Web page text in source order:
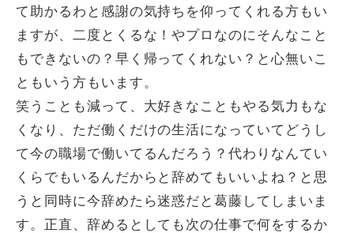
て助かるわと感謝の気持ちを仰ってくれる方もい
ますが、二度とくるな！やプロなのにそんなこと
もできないの？早く帰ってくれない？と心無いこ
ともいう方もいます。
笑うことも減って、大好きなこともやる気力もな
くなり、ただ働くだけの生活になっていてどうし
て今の職場で働いてるんだろう？代わりなんてい
くらでもいるんだからと辞めてもいいよね？と思
うと同時に今辞めたら迷惑だと葛藤してしまいま
す。正直、辞めるとしても次の仕事で何をするか